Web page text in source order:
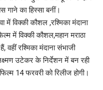
का हिस्सा बनीं।
में विक्की कौशल ,रश्मिका मंदाना
में विक्की कौशल,महान मराठा
वहीं रश्मिका मंदाना संभाजी
उटेकर के निर्देशन में बन रही
14 फरवरी को रिलीज होगी।